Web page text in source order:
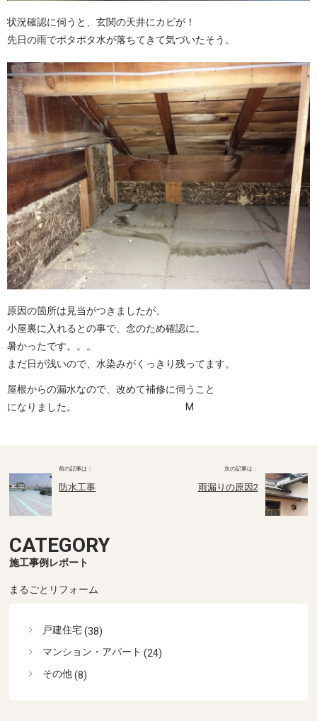
状況確認に伺うと、玄関の天井にカビが！
先日の雨でポタポタ水が落ちてきて気づいたそう。
原因の箇所は見当がつきましたが、
小屋裏に入れるとの事で、念のため確認に。
暑かったです。。。
まだ日が浅いので、水染みがくっきり残ってます。
屋根からの漏水なので、改めて補修に伺うこと
になりました。 M
防水工事 雨漏りの原因2
CATEGORY
施工事例レポート
まるごとリフォーム
戸建住宅(38)
マンション・アパート (24)
その他(8)